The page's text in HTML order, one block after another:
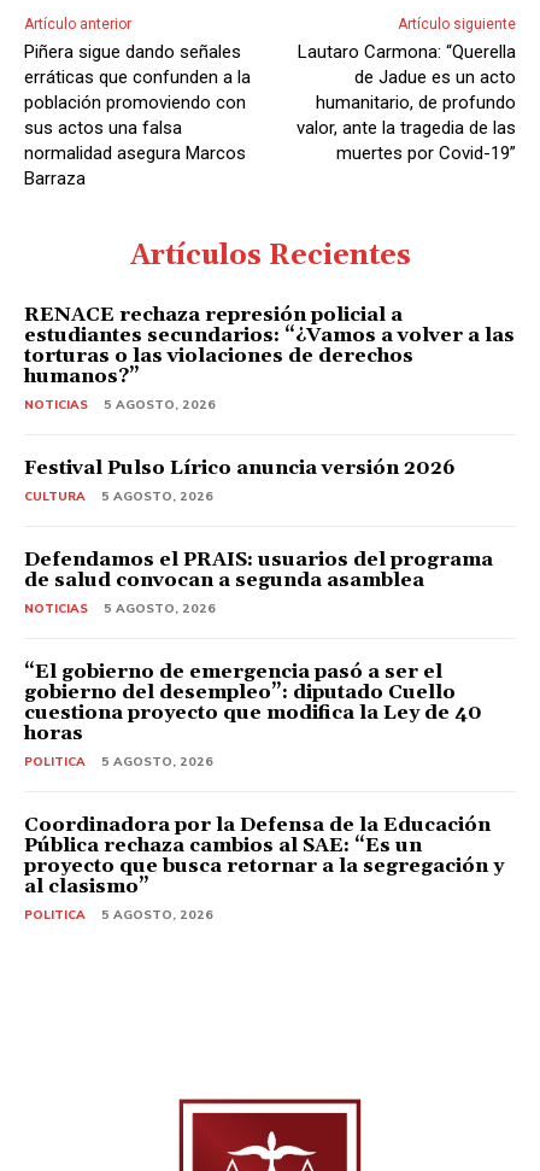
Artículo anterior
Piñera sigue dando señales
erráticas que confunden a la
población promoviendo con
sus actos una falsa
normalidad asegura Marcos
Barraza
Artículo siguiente
Lautaro Carmona: “Querella
de Jadue es un acto
humanitario, de profundo
valor, ante la tragedia de las
muertes por Covid-19”
Artículos Recientes
RENACE rechaza represión policial a
estudiantes secundarios: “¿Vamos a volver a las
torturas o las violaciones de derechos
humanos?”
NOTICIAS 5 AGOSTO, 2026
Festival Pulso Lírico anuncia versión 2026
CULTURA 5 AGOSTO, 2026
Defendamos el PRAIS: usuarios del programa
de salud convocan a segunda asamblea
NOTICIAS 5 AGOSTO, 2026
“El gobierno de emergencia pasó a ser el
gobierno del desempleo”: diputado Cuello
cuestiona proyecto que modifica la Ley de 40
horas
POLITICA 5 AGOSTO, 2026
Coordinadora por la Defensa de la Educación
Pública rechaza cambios al SAE: “Es un
proyecto que busca retornar a la segregación y
al clasismo”
POLITICA 5 AGOSTO, 2026